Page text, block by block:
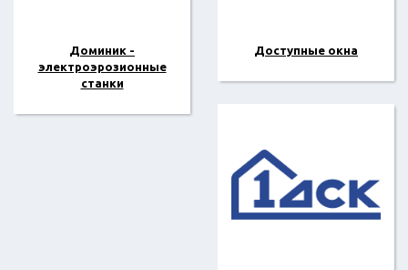
Доминик -
электроэрозионные
станки
Доступные окна